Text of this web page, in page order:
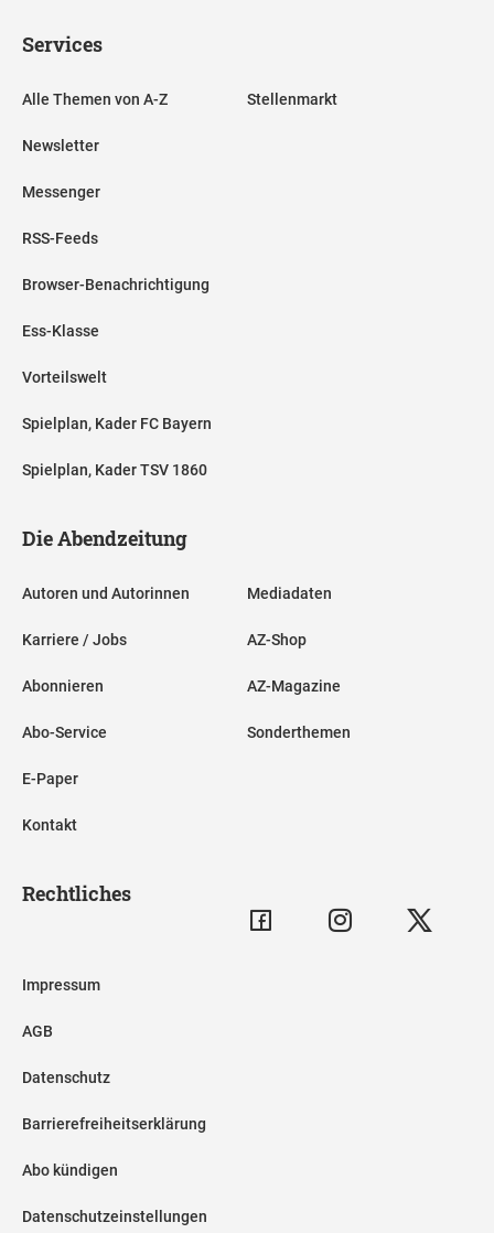
Services
Alle Themen von A-Z
Newsletter
Messenger
RSS-Feeds
Browser-Benachrichtigung
Ess-Klasse
Vorteilswelt
Spielplan, Kader FC Bayern
Spielplan, Kader TSV 1860
Stellenmarkt
Die Abendzeitung
Autoren und Autorinnen
Karriere / Jobs
Abonnieren
Abo-Service
E-Paper
Kontakt
Mediadaten
AZ-Shop
AZ-Magazine
Sonderthemen
Rechtliches
Impressum
AGB
Datenschutz
Barrierefreiheitserklärung
Abo kündigen
Datenschutzeinstellungen